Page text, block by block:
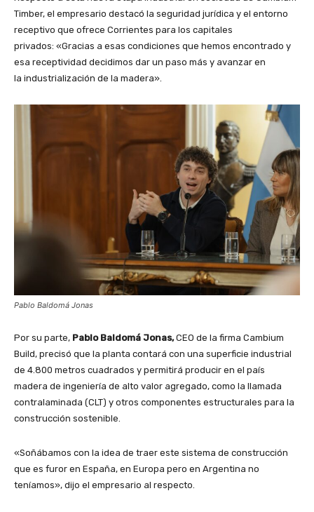
Timber, el empresario destacó la seguridad jurídica y el entorno
receptivo que ofrece Corrientes para los capitales
privados: «Gracias a esas condiciones que hemos encontrado y
esa receptividad decidimos dar un paso más y avanzar en
la industrialización de la madera».
Pablo Baldomá Jonas
Por su parte, Pablo Baldomá Jonas,CEO de la firma Cambium
Build, precisó que la planta contará con una superficie industrial
de 4.800 metros cuadrados y permitirá producir en el país
madera de ingeniería de alto valor agregado, como la llamada
contralaminada (CLT) y otros componentes estructurales para la
construcción sostenible.
«Soñábamos con la idea de traer este sistema de construcción
que es furor en España, en Europa pero en Argentina no
teníamos», dijo el empresario al respecto.